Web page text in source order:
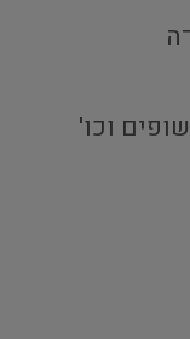
וכו'